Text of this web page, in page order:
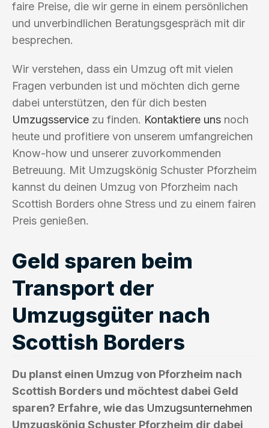
faire Preise, die wir gerne in einem persönlichen
und unverbindlichen Beratungsgespräch mit dir
besprechen.
Wir verstehen, dass ein Umzug oft mit vielen
Fragen verbunden ist und möchten dich gerne
dabei unterstützen, den für dich besten
Umzugsservice zu finden. Kontaktiere uns noch
heute und profitiere von unserem umfangreichen
Know-how und unserer zuvorkommenden
Betreuung. Mit Umzugskönig Schuster Pforzheim
kannst du deinen Umzug von Pforzheim nach
Scottish Borders ohne Stress und zu einem fairen
Preis genießen.
Geld sparen beim
Transport der
Umzugsgüter nach
Scottish Borders
Du planst einen Umzug von Pforzheim nach
Scottish Borders und möchtest dabei Geld
sparen? Erfahre, wie das Umzugsunternehmen
Umzugskönig Schuster Pforzheim dir dabei